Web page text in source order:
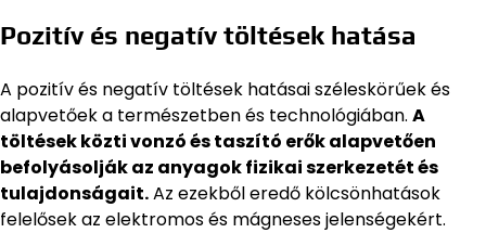
Pozitív és negatív töltések hatása
A pozitív és negatív töltések hatásai széleskörűek és
alapvetőek a természetben és technológiában. A
töltések közti vonzó és taszító erők alapvetően
befolyásolják az anyagok fizikai szerkezetét és
tulajdonságait.Az ezekből eredő kölcsönhatások
felelősek az elektromos és mágneses jelenségekért.